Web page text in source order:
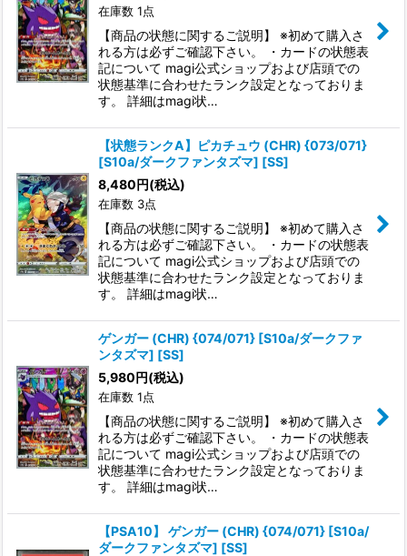
並び順:
絞り込む
在庫数 1点
【商品の状態に関するご説明】 ※初めて購入さ
れる方は必ずご確認下さい。 ・カードの状態表
記について magi公式ショップおよび店頭での
状態基準に合わせたランク設定となっておりま
す。 詳細はmagi状…
【状態ランクA】ピカチュウ (CHR) {073/071}
[S10a/ダークファンタズマ] [SS]
8,480円(税込)
在庫数 3点
【商品の状態に関するご説明】 ※初めて購入さ
れる方は必ずご確認下さい。 ・カードの状態表
記について magi公式ショップおよび店頭での
状態基準に合わせたランク設定となっておりま
す。 詳細はmagi状…
ゲンガー (CHR) {074/071} [S10a/ダークファ
ンタズマ] [SS]
5,980円(税込)
在庫数 1点
【商品の状態に関するご説明】 ※初めて購入さ
れる方は必ずご確認下さい。 ・カードの状態表
記について magi公式ショップおよび店頭での
状態基準に合わせたランク設定となっておりま
す。 詳細はmagi状…
【PSA10】 ゲンガー (CHR) {074/071} [S10a/
ダークファンタズマ] [SS]